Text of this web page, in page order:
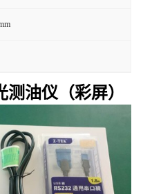
油仪（彩屏）